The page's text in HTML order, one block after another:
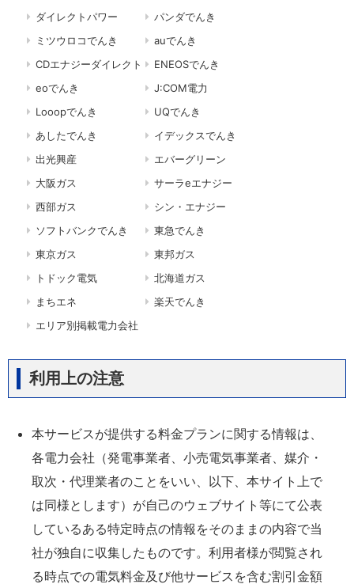
ダイレクトパワー
パンダでんき
ミツウロコでんき
auでんき
CDエナジーダイレクト
ENEOSでんき
eoでんき
J:COM電力
Looopでんき
UQでんき
あしたでんき
イデックスでんき
出光興産
エバーグリーン
大阪ガス
サーラeエナジー
西部ガス
シン・エナジー
ソフトバンクでんき
東急でんき
東京ガス
東邦ガス
トドック電気
北海道ガス
まちエネ
楽天でんき
エリア別掲載電力会社
利用上の注意
本サービスが提供する料金プランに関する情報は、
各電力会社（発電事業者、小売電気事業者、媒介・
取次・代理業者のことをいい、以下、本サイト上で
は同様とします）が自己のウェブサイト等にて公表
しているある特定時点の情報をそのままの内容で当
社が独自に収集したものです。利用者様が閲覧され
る時点での電気料金及び他サービスを含む割引金額